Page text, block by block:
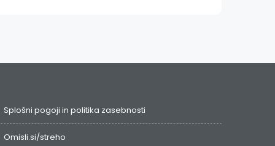
Splošni pogoji in politika zasebnosti
Omisli.si/streho